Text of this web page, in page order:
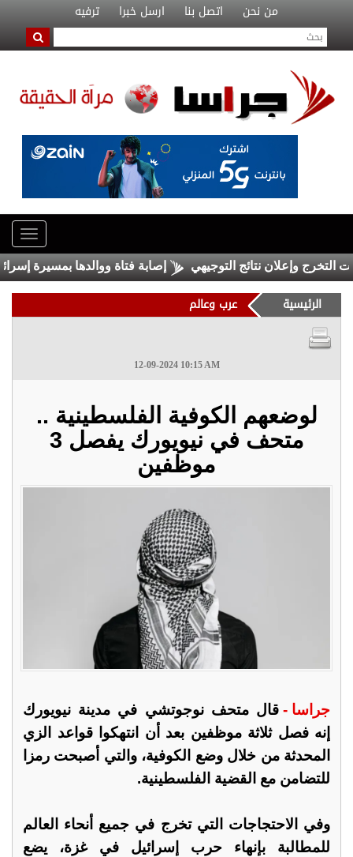
من نحن اتصل بنا ارسل خبرا ترفيه
وإعلان نتائج التوجيهي إصابة فتاة ووالدها بمسيرة إسرائيلية
الرئيسية عرب وعالم
12-09-2024 10:15 AM
لوضعهم الكوفية الفلسطينية ..
متحف في نيويورك يفصل 3
موظفين
جراسا - قال متحف نوجوتشي في مدينة نيويورك
إنه فصل ثلاثة موظفين بعد أن انتهكوا قواعد الزي
المحدثة من خلال وضع الكوفية، والتي أصبحت رمزا
للتضامن مع القضية الفلسطينية.
وفي الاحتجاجات التي تخرج في جميع أنحاء العالم
للمطالبة بإنهاء حرب إسرائيل في غزة، يضع